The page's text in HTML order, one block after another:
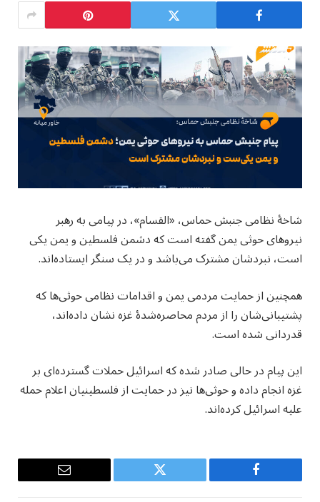
شاخهٔ نظامی جنبش حماس، «القسام»، در پیامی به رهبر
نیروهای حوثی یمن گفته است که دشمن فلسطین و یمن یکی
است، نبردشان مشترک می‌باشد و در یک سنگر ایستاده‌اند.
همچنین از حمایت مردمی یمن و اقدامات نظامی حوثی‌ها که
پشتیبانی‌شان را از مردم محاصره‌شدهٔ غزه نشان داده‌اند،
قدردانی شده است.
این پیام در حالی صادر شده که اسرائیل حملات گسترده‌ای بر
غزه انجام داده و حوثی‌ها نیز در حمایت از فلسطینیان اعلام حمله
علیه اسرائیل کرده‌اند.
Facebook
Twitter
Email